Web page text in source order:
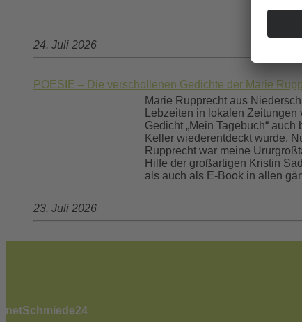
24. Juli 2026
POESIE – Die verschollenen Gedichte der Marie
Marie Rupprecht aus
Lebzeiten in lokalen
Gedicht „Mein Tagebuch“
Keller wiederentdeckt wurde.
Rupprecht war meine
Hilfe der großartigen Kristin
als auch als E-Book in allen
23. Juli 2026
netSchmiede24